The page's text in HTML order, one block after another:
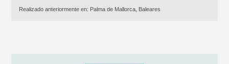
Realizado anteriormente en: Palma de Mallorca, Baleares